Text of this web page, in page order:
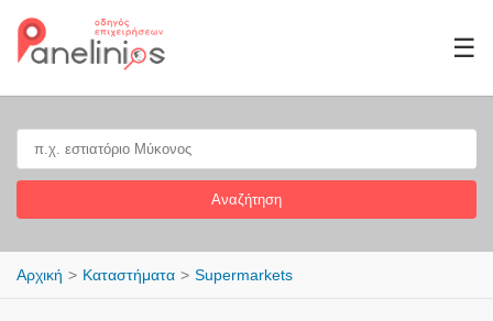
☰
Αναζήτηση
Αρχική Καταστήματα Supermarkets